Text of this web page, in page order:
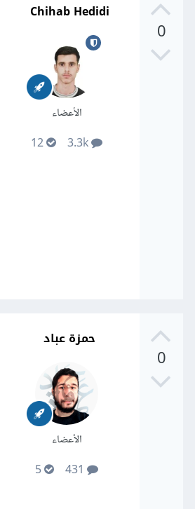
0
Chihab Hedidi
الأعضاء
0
حمزة عباد
الأعضاء